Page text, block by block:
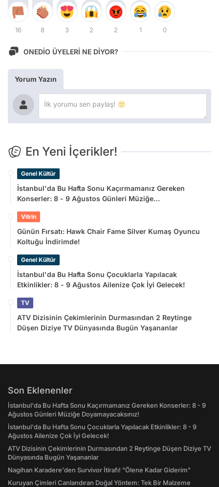
16 8 3 2 2 1 0
ONEDİO ÜYELERİ NE DİYOR?
Yorum Yazın
En Yeni İçerikler!
Genel Kültür
İstanbul'da Bu Hafta Sonu Kaçırmamanız Gereken
Konserler: 8 - 9 Ağustos Günleri Müziğe
Vitrin
Günün Fırsatı: Hawk Chair Fame Silver Kumaş Oyuncu
Koltuğu İndirimde!
Genel Kültür
İstanbul'da Bu Hafta Sonu Çocuklarla Yapılacak
Etkinlikler: 8 - 9 Ağustos Ailenize Çok İyi Gelecek!
TV
ATV Dizisinin Çekimlerinin Durmasından 2 Reytinge
Düşen Diziye TV Dünyasında Bugün Yaşananlar
Son Eklenenler
İstanbul'da Bu Hafta Sonu Kaçırmamanız Gereken Konserler: 8 - 9
Ağustos Günleri Müziğe Doyamayacaksınız!
İstanbul'da Bu Hafta Sonu Çocuklarla Yapılacak Etkinlikler: 8 - 9
Ağustos Ailenize Çok İyi Gelecek!
ATV Dizisinin Çekimlerinin Durmasından 2 Reytinge Düşen Diziye TV
Dünyasında Bugün Yaşananlar
Nagihan Karadere'den Survivor İtirafı! "Ölene Kadar Giderim"
Kuruyan Çimleri Canlandıran Doğal Yöntem: Tek Bir Malzeme